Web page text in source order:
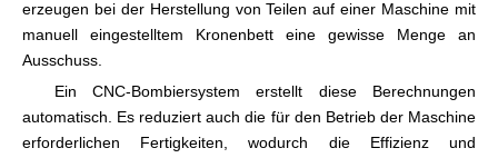
erzeugen bei der Herstellung von Teilen auf einer Maschine mit
manuell eingestelltem Kronenbett eine gewisse Menge an
Ausschuss.
Ein CNC-Bombiersystem erstellt diese Berechnungen
automatisch. Es reduziert auch die für den Betrieb der Maschine
erforderlichen Fertigkeiten, wodurch die Effizienz und